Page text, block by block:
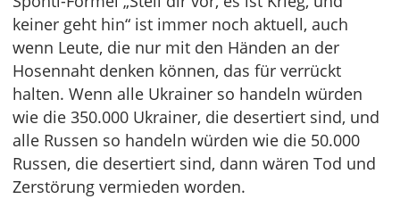
keiner geht hin“ ist immer noch aktuell, auch
wenn Leute, die nur mit den Händen an der
Hosennaht denken können, das für verrückt
halten. Wenn alle Ukrainer so handeln würden
wie die 350.000 Ukrainer, die desertiert sind, und
alle Russen so handeln würden wie die 50.000
Russen, die desertiert sind, dann wären Tod und
Zerstörung vermieden worden.